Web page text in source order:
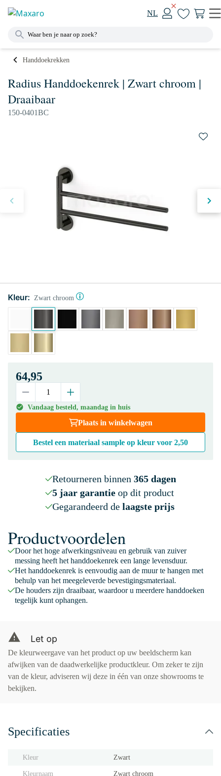
NL
Handdoekrekken
Radius Handdoekenrek | Zwart chroom |
Draaibaar
150-0401BC
Kleur: Zwart chroom
64,95
Vandaag besteld, maandag in huis
Plaats in winkelwagen
Bestel een materiaal sample op kleur voor 2,50
Retourneren binnen 365 dagen
5 jaar garantieop dit product
Gegarandeerd de laagste prijs
Productvoordelen
Door het hoge afwerkingsniveau en gebruik van zuiver
messing heeft het handdoekenrek een lange levensduur.
Het handdoekenrek is eenvoudig aan de muur te hangen met
behulp van het meegeleverde bevestigingsmateriaal.
De houders zijn draaibaar, waardoor u meerdere handdoeken
tegelijk kunt ophangen.
Let op
De kleurweergave van het product op uw beeldscherm kan
afwijken van de daadwerkelijke productkleur. Om zeker te zijn
van de kleur, adviseren wij deze in één van onze showrooms te
bekijken.
Specificaties
Kleur Zwart
Kleurnaam Zwart chroom